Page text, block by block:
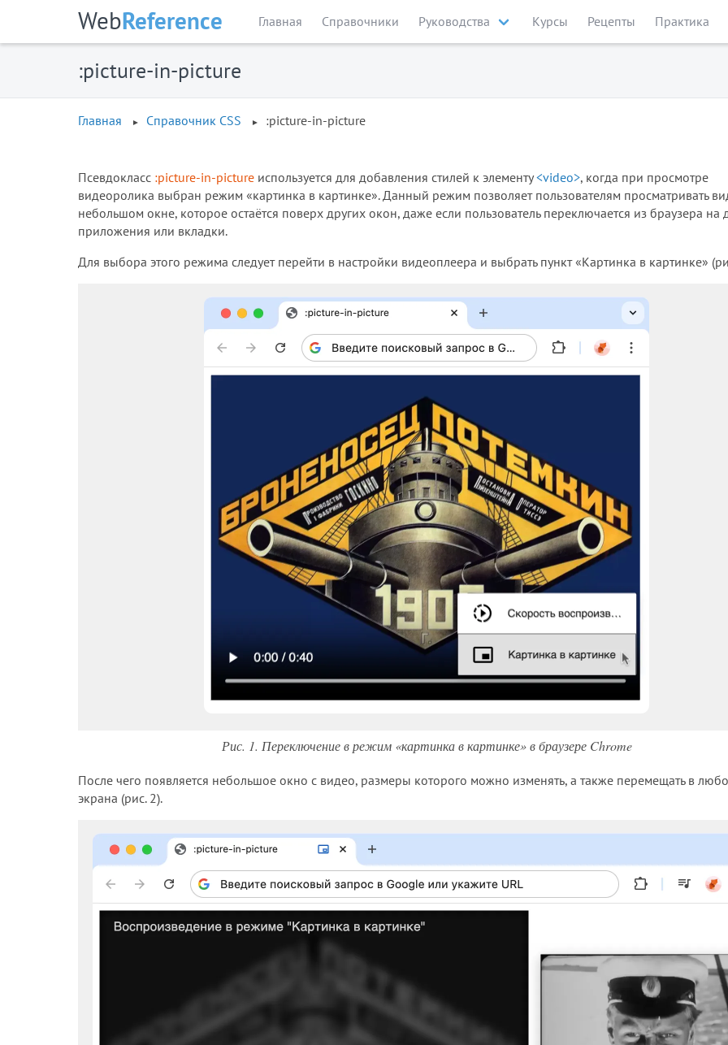
WebReference Главная Справочники Руководства Курсы Рецепты Практика
:picture-in-picture
Главная Справочник CSS :picture-in-picture
Псевдокласс :picture-in-picture используется для добавления стилей к элементу<video>, когда при просмотре
видеоролика выбран режим «картинка в картинке». Данный режим позволяет пользователям просматривать
небольшом окне, которое остаётся поверх других окон, даже если пользователь переключается из браузера на
приложения или вкладки.
Для выбора этого режима следует перейти в настройки видеоплеера и выбрать пункт «Картинка в картинке»
Рис. 1. Переключение в режим «картинка в картинке» в браузере Chrome
После чего появляется небольшое окно с видео, размеры которого можно изменять, а также перемещать в
экрана (рис. 2).